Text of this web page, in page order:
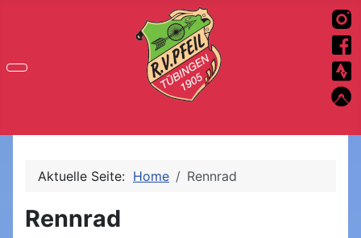
Aktuelle Seite: Home Rennrad
Rennrad